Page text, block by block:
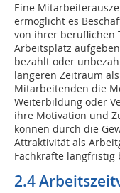
Eine
ermöglicht es
von ihrer beruflichen
Arbeitsplatz
bezahlt oder
längeren Zeitraum
Mitarbeitenden die
Weiterbildung oder
ihre Motivation und
können durch die
Attraktivität als
Fachkräfte langfristig
2.4